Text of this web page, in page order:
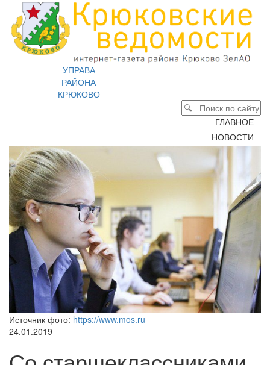
УПРАВА
РАЙОНА
КРЮКОВО
ГЛАВНОЕ
НОВОСТИ
Источник фото: https://www.mos.ru
24.01.2019